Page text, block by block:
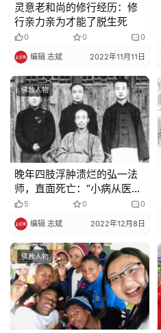
灵意老和尚的修行经历：修
行亲力亲为才能了脱生死
0 0 0
编辑 志斌 2022年11月11日
佛教人物
晚年四肢浮肿溃烂的弘一法
师，直面死亡：“小病从医，
大病从死”
5 0 0
编辑 志斌 2022年12月8日
佛教人物